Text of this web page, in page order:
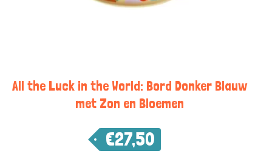
All the Luck in the World: Bord Donker Blauw
met Zon en Bloemen
€27,50